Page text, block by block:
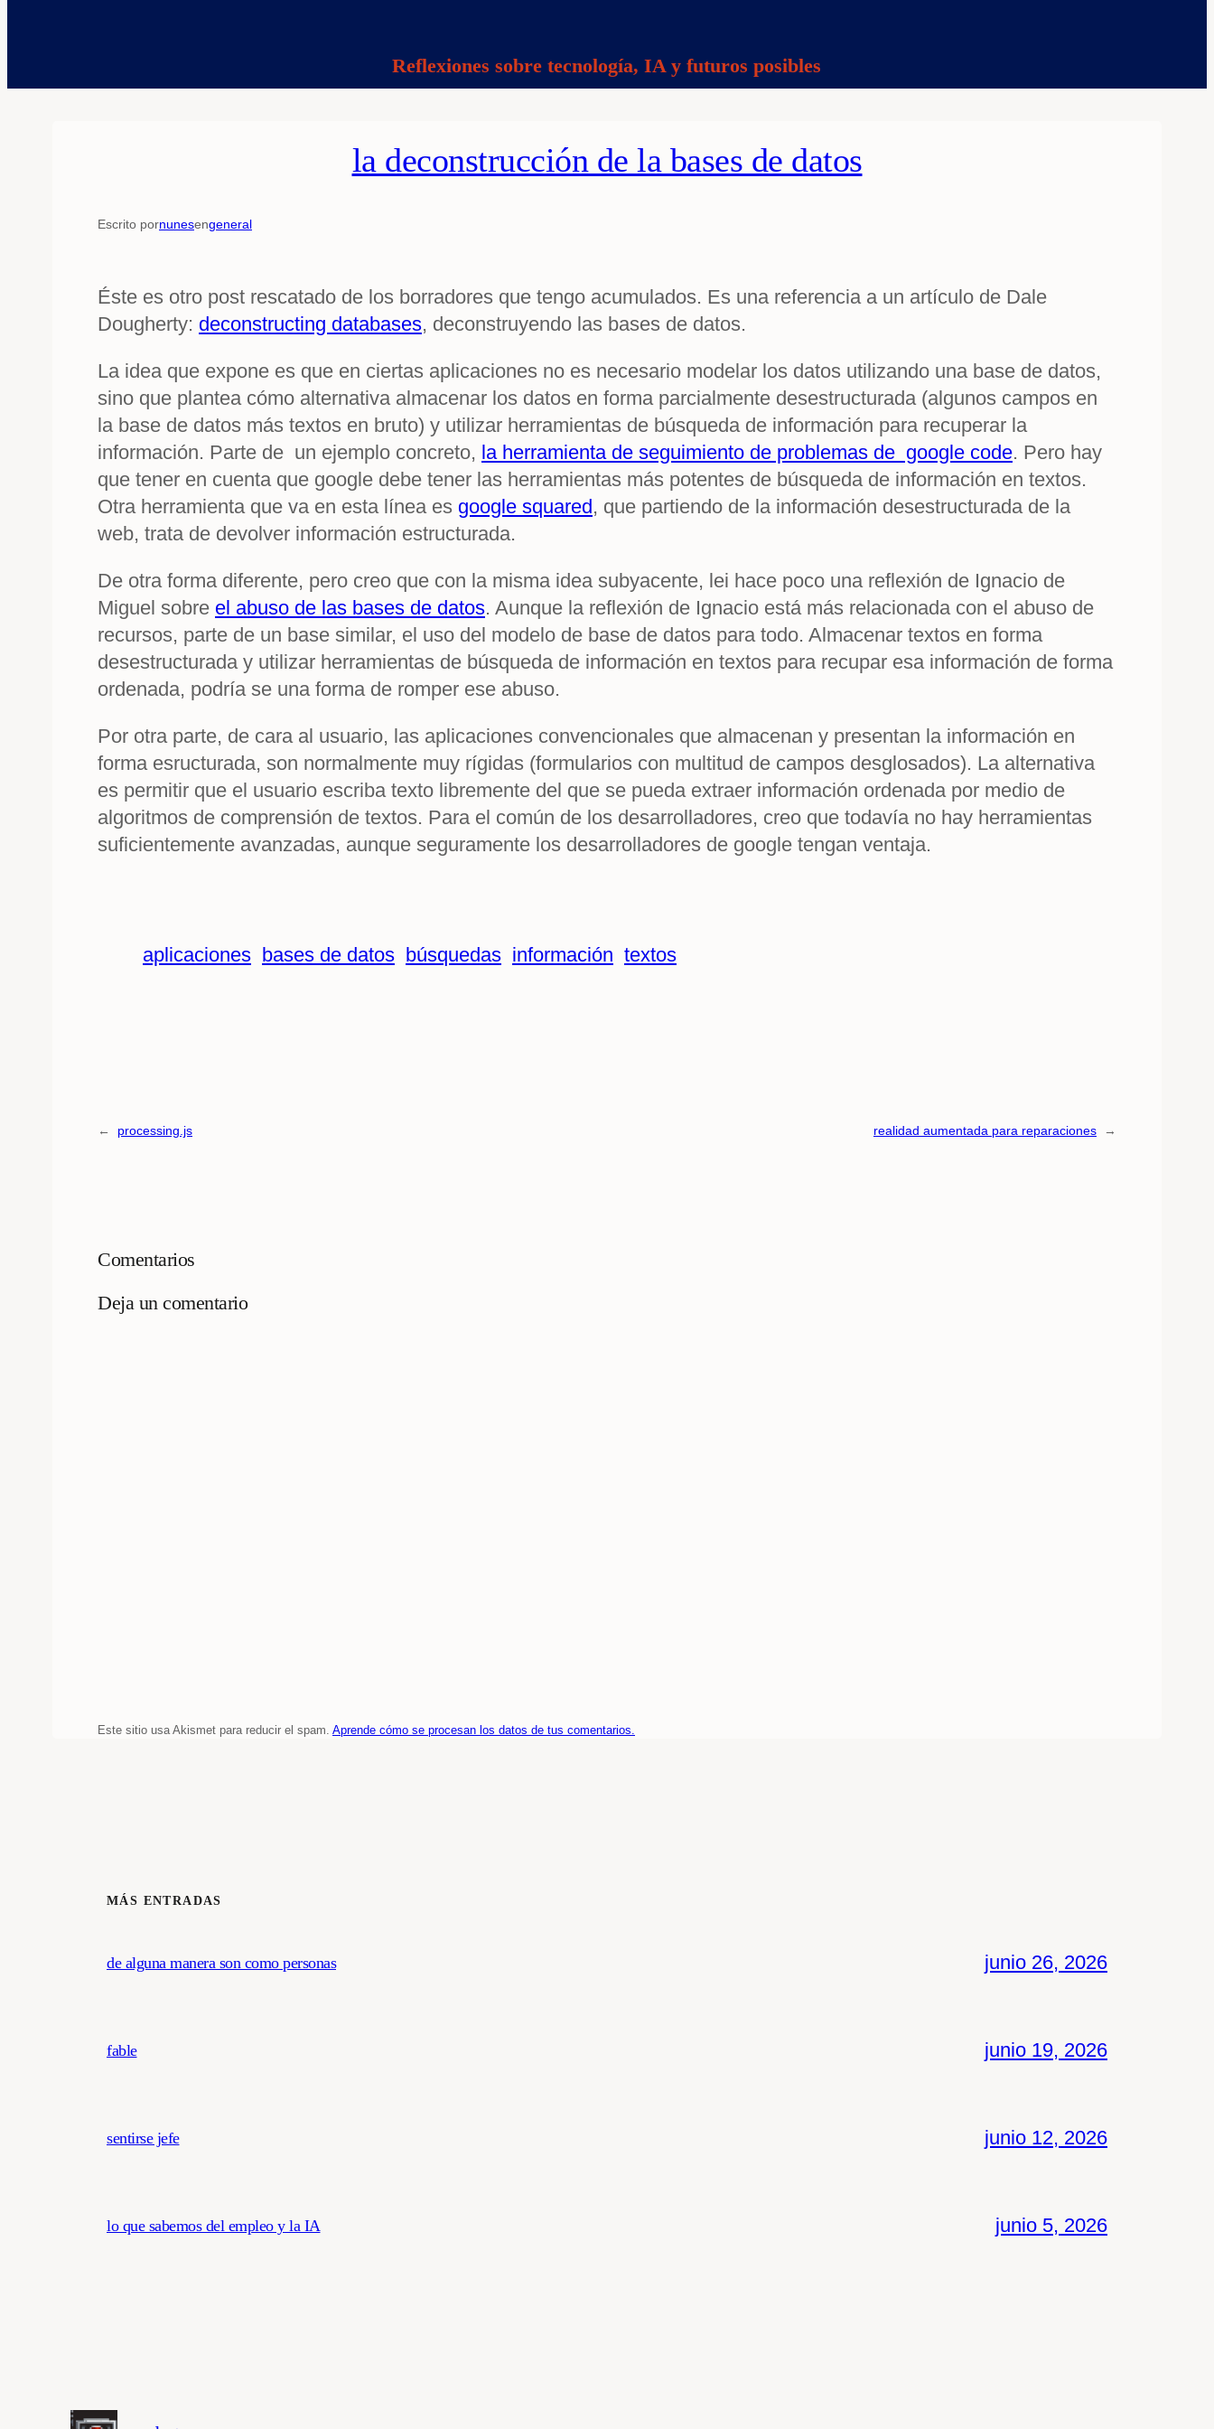
Reflexiones sobre tecnología, IA y futuros posibles
la deconstrucción de la bases de datos
Escrito pornunesengeneral
Éste es otro post rescatado de los borradores que tengo acumulados. Es una referencia a un artículo de Dale
Dougherty: deconstructing databases, deconstruyendo las bases de datos.
La idea que expone es que en ciertas aplicaciones no es necesario modelar los datos utilizando una base de datos,
sino que plantea cómo alternativa almacenar los datos en forma parcialmente desestructurada (algunos campos en
la base de datos más textos en bruto) y utilizar herramientas de búsqueda de información para recuperar la
información. Parte de un ejemplo concreto, la herramienta de seguimiento de problemas de google code. Pero hay
que tener en cuenta que google debe tener las herramientas más potentes de búsqueda de información en textos.
Otra herramienta que va en esta línea es google squared , que partiendo de la información desestructurada de la
web, trata de devolver información estructurada.
De otra forma diferente, pero creo que con la misma idea subyacente, lei hace poco una reflexión de Ignacio de
Miguel sobre el abuso de las bases de datos. Aunque la reflexión de Ignacio está más relacionada con el abuso de
recursos, parte de un base similar, el uso del modelo de base de datos para todo. Almacenar textos en forma
desestructurada y utilizar herramientas de búsqueda de información en textos para recupar esa información de forma
ordenada, podría se una forma de romper ese abuso.
Por otra parte, de cara al usuario, las aplicaciones convencionales que almacenan y presentan la información en
forma esructurada, son normalmente muy rígidas (formularios con multitud de campos desglosados). La alternativa
es permitir que el usuario escriba texto libremente del que se pueda extraer información ordenada por medio de
algoritmos de comprensión de textos. Para el común de los desarrolladores, creo que todavía no hay herramientas
suficientemente avanzadas, aunque seguramente los desarrolladores de google tengan ventaja.
aplicaciones bases de datos búsquedas información textos
← processing.js realidad aumentada para reparaciones →
Comentarios
Deja un comentario
Este sitio usa Akismet para reducir el spam. Aprende cómo se procesan los datos de tus comentarios.
MÁS ENTRADAS
de alguna manera son como personas junio 26, 2026
fable junio 19, 2026
sentirse jefe junio 12, 2026
lo que sabemos del empleo y la IA junio 5, 2026